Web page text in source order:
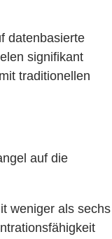
datenbasierte
signifikant
traditionellen
auf die
weniger als sechs